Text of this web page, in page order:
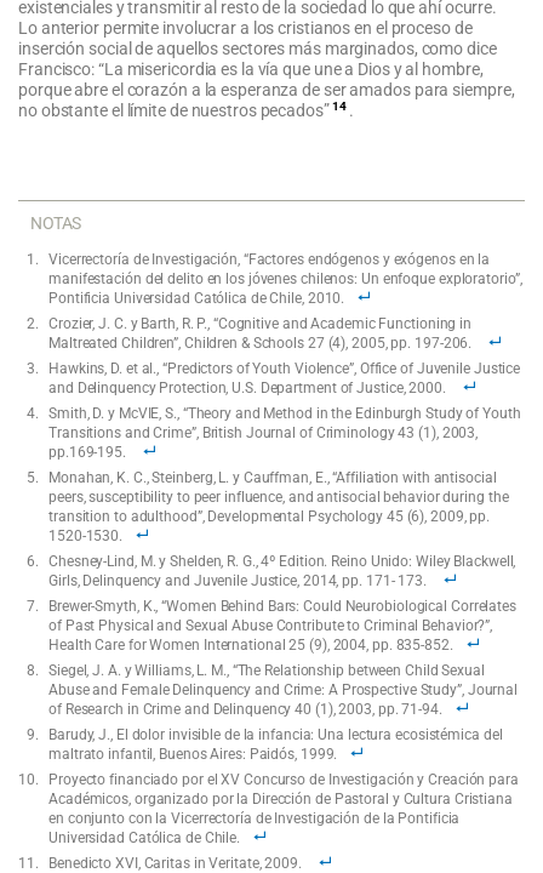
existenciales y transmitir al resto de la sociedad lo que ahí ocurre.
Lo anterior permite involucrar a los cristianos en el proceso de
inserción social de aquellos sectores más marginados, como dice
Francisco: “La misericordia es la vía que une a Dios y al hombre,
porque abre el corazón a la esperanza de ser amados para siempre,
no obstante el límite de nuestros pecados”14 .
NOTAS
Vicerrectoría de Investigación, “Factores endógenos y exógenos en la
manifestación del delito en los jóvenes chilenos: Un enfoque exploratorio”,
Pontificia Universidad Católica de Chile, 2010.
Crozier, J. C. y Barth, R. P., “Cognitive and Academic Functioning in
Maltreated Children”, Children & Schools 27 (4), 2005, pp. 197-206.
Hawkins, D. et al., “Predictors of Youth Violence”, Office of Juvenile Justice
and Delinquency Protection, U.S. Department of Justice, 2000.
Smith, D. y McVIE, S., “Theory and Method in the Edinburgh Study of Youth
Transitions and Crime”, British Journal of Criminology 43 (1), 2003,
pp.169-195.
Monahan, K. C., Steinberg, L. y Cauffman, E., “Affiliation with antisocial
peers, susceptibility to peer influence, and antisocial behavior during the
transition to adulthood”, Developmental Psychology 45 (6), 2009, pp.
1520-1530.
Chesney-Lind, M. y Shelden, R. G., 4º Edition. Reino Unido: Wiley Blackwell,
Girls, Delinquency and Juvenile Justice, 2014, pp. 171- 173.
Brewer-Smyth, K., “Women Behind Bars: Could Neurobiological Correlates
of Past Physical and Sexual Abuse Contribute to Criminal Behavior?”,
Health Care for Women International 25 (9), 2004, pp. 835-852.
Siegel, J. A. y Williams, L. M., “The Relationship between Child Sexual
Abuse and Female Delinquency and Crime: A Prospective Study”, Journal
of Research in Crime and Delinquency 40 (1), 2003, pp. 71-94.
Barudy, J., El dolor invisible de la infancia: Una lectura ecosistémica del
maltrato infantil, Buenos Aires: Paidós, 1999.
Proyecto financiado por el XV Concurso de Investigación y Creación para
Académicos, organizado por la Dirección de Pastoral y Cultura Cristiana
en conjunto con la Vicerrectoría de Investigación de la Pontificia
Universidad Católica de Chile.
Benedicto XVI, Caritas in Veritate, 2009.